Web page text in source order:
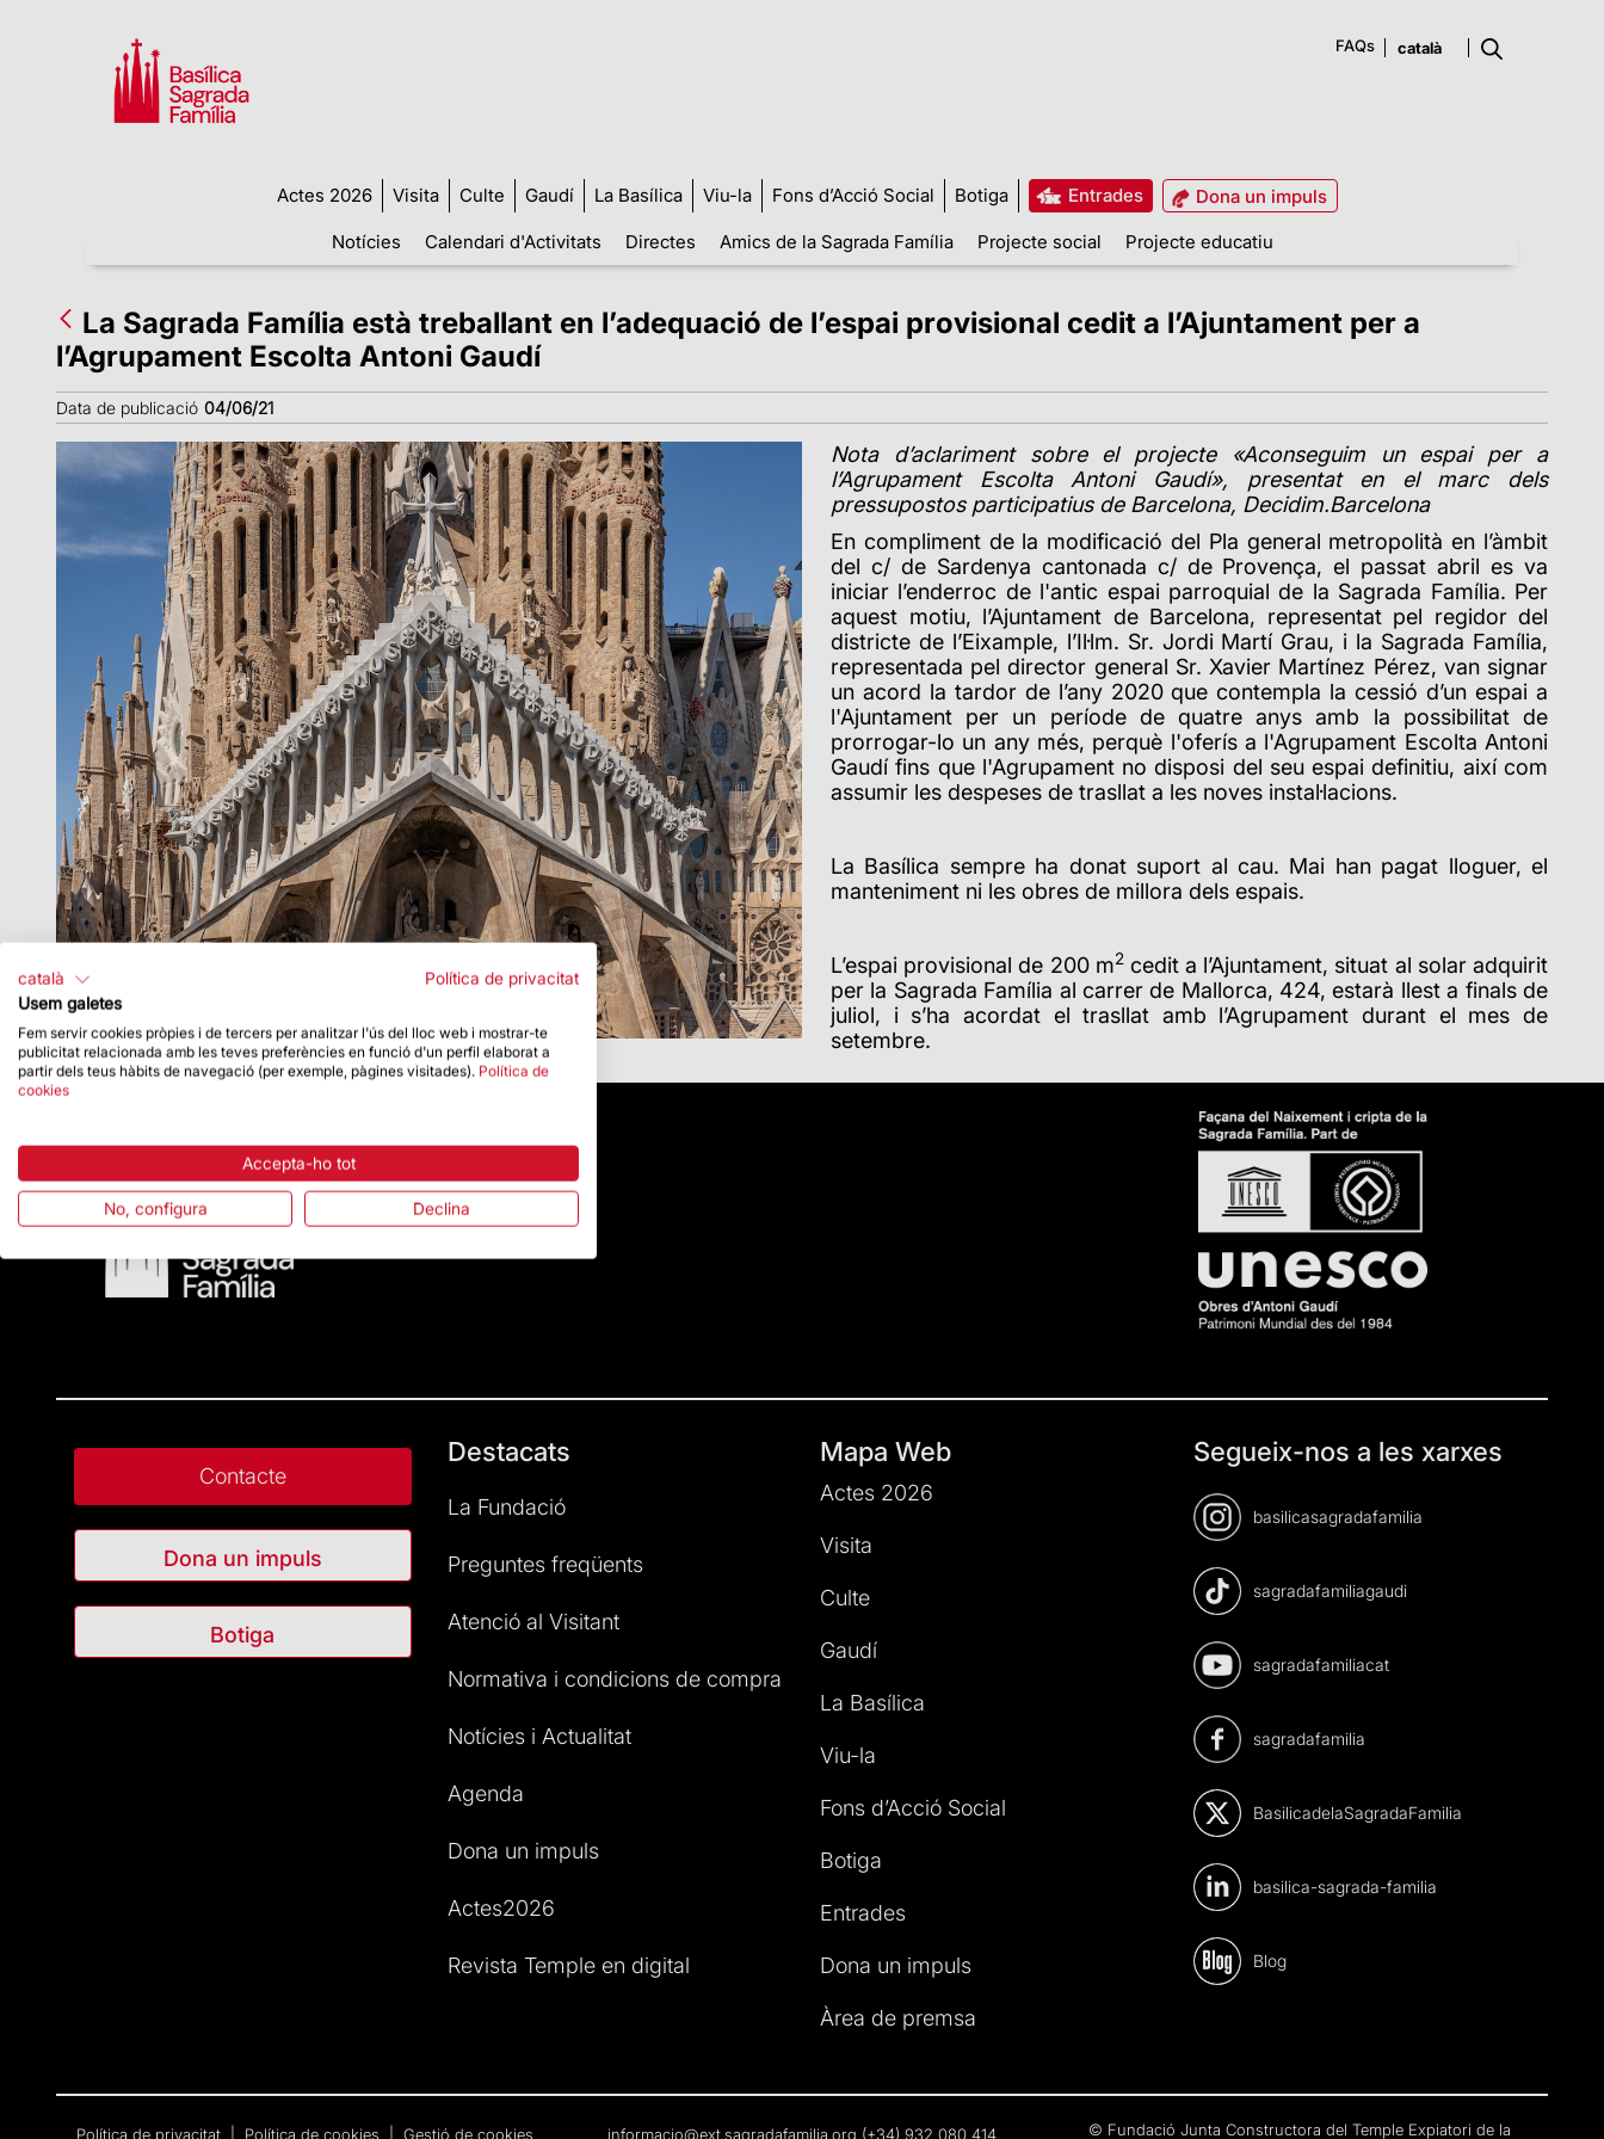
FAQs
Actes 2026 Visita Culte Gaudí La Basílica Viu-la Fons d’Acció Social Botiga Entrades
Dona un impuls
Notícies
Calendari d'Activitats Directes Amics de la Sagrada Família Projecte social Projecte educatiu
La Sagrada Família està treballant en l’adequació de l’espai provisional cedit a l’Ajuntament per a
l’Agrupament Escolta Antoni Gaudí
Data de publicació 04/06/21
Nota d’aclariment sobre el projecte «Aconseguim un espai per a
l’Agrupament Escolta Antoni Gaudí», presentat en el marc dels
pressupostos participatius de Barcelona, Decidim.Barcelona
En compliment de la modificació del Pla general metropolità en l’àmbit
del c/ de Sardenya cantonada c/ de Provença, el passat abril es va
iniciar l’enderroc de l'antic espai parroquial de la Sagrada Família. Per
aquest motiu, l’Ajuntament de Barcelona, representat pel regidor del
districte de l’Eixample, l’Il·lm. Sr. Jordi Martí Grau, i la Sagrada Família,
representada pel director general Sr. Xavier Martínez Pérez, van signar
un acord la tardor de l’any 2020 que contempla la cessió d’un espai a
l'Ajuntament per un període de quatre anys amb la possibilitat de
prorrogar-lo un any més, perquè l'oferís a l'Agrupament Escolta Antoni
Gaudí fins que l'Agrupament no disposi del seu espai definitiu, així com
assumir les despeses de trasllat a les noves instal·lacions.
La Basílica sempre ha donat suport al cau. Mai han pagat lloguer, el
manteniment ni les obres de millora dels espais.
L’espai provisional de 200 m2cedit a l’Ajuntament, situat al solar adquirit
per la Sagrada Família al carrer de Mallorca, 424, estarà llest a finals de
juliol, i s’ha acordat el trasllat amb l’Agrupament durant el mes de
setembre.
Contacte
Dona un impuls
Botiga
Destacats
La Fundació
Preguntes freqüents
Atenció al Visitant
Normativa i condicions de compra
Notícies i Actualitat
Agenda
Dona un impuls
Actes2026
Revista Temple en digital
Mapa Web
Actes 2026
Visita
Culte
Gaudí
La Basílica
Viu-la
Fons d’Acció Social
Botiga
Entrades
Dona un impuls
Àrea de premsa
Segueix-nos a les xarxes
basilicasagradafamilia
sagradafamiliagaudi
sagradafamiliacat
sagradafamilia
BasilicadelaSagradaFamilia
basilica-sagrada-familia
Blog
Política de privacitat Política de cookies Gestió de cookies informacio@ext.sagradafamilia.org (+34) 932 080 414 © Fundació Junta Constructora del Temple Expiatori de la
català
Política de privacitat
Usem galetes
Fem servir cookies pròpies i de tercers per analitzar l'ús del lloc web i mostrar-te
publicitat relacionada amb les teves preferències en funció d'un perfil elaborat a
partir dels teus hàbits de navegació (per exemple, pàgines visitades). Política de
cookies
Accepta-ho tot
No, configura Declina